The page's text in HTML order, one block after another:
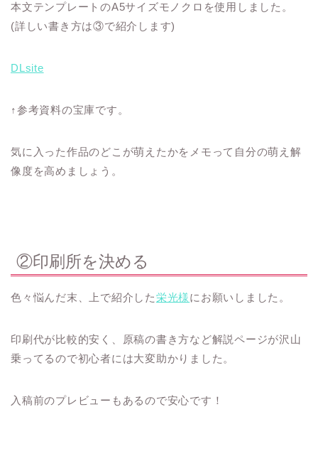
本文テンプレートのA5サイズモノクロを使用しました。
(詳しい書き方は③で紹介します)
DLsite
↑参考資料の宝庫です。
気に入った作品のどこが萌えたかをメモって自分の萌え解
像度を高めましょう。
②印刷所を決める
色々悩んだ末、上で紹介した栄光様にお願いしました。
印刷代が比較的安く、原稿の書き方など解説ページが沢山
乗ってるので初心者には大変助かりました。
入稿前のプレビューもあるので安心です！